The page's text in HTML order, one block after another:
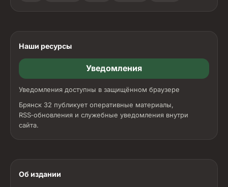
Наши ресурсы
Уведомления
Уведомления доступны в защищённом браузере
Брянск 32 публикует оперативные материалы,
RSS‑обновления и служебные уведомления внутри
сайта.
Об издании